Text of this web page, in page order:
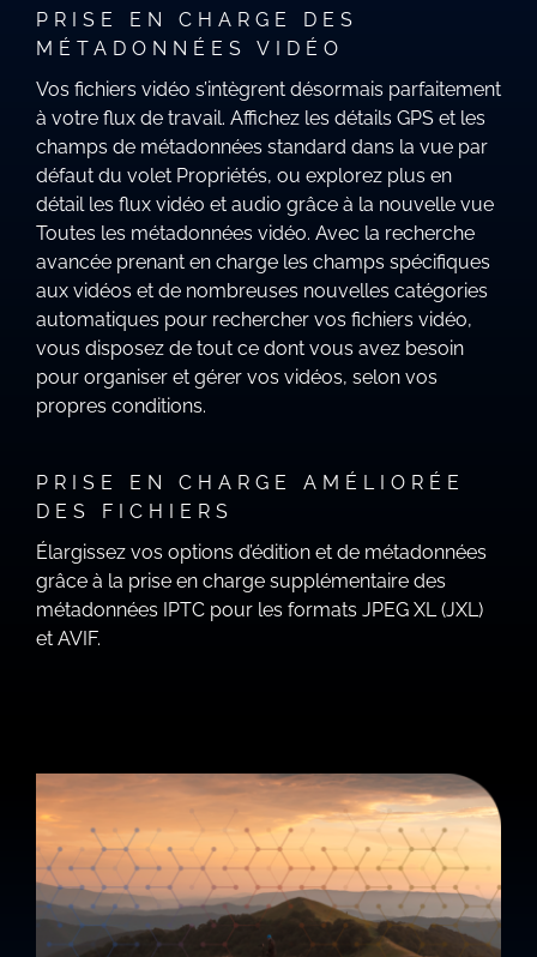
PRISE EN CHARGE DES
MÉTADONNÉES VIDÉO
Vos fichiers vidéo s’intègrent désormais parfaitement
à votre flux de travail. Affichez les détails GPS et les
champs de métadonnées standard dans la vue par
défaut du volet Propriétés, ou explorez plus en
détail les flux vidéo et audio grâce à la nouvelle vue
Toutes les métadonnées vidéo. Avec la recherche
avancée prenant en charge les champs spécifiques
aux vidéos et de nombreuses nouvelles catégories
automatiques pour rechercher vos fichiers vidéo,
vous disposez de tout ce dont vous avez besoin
pour organiser et gérer vos vidéos, selon vos
propres conditions.
PRISE EN CHARGE AMÉLIORÉE
DES FICHIERS
Élargissez vos options d’édition et de métadonnées
grâce à la prise en charge supplémentaire des
métadonnées IPTC pour les formats JPEG XL (JXL)
et AVIF.